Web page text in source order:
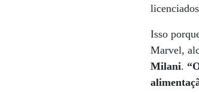
Isso
Marvel,
Milani.